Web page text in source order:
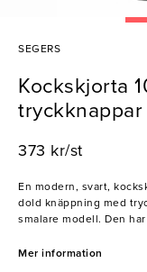
SEGERS
Kockskjorta
373 kr/st
En modern, svart,
dold knäppning med
smalare modell. Den
Mer information